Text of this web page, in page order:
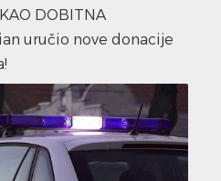
DOBITNA
uručio nove donacije